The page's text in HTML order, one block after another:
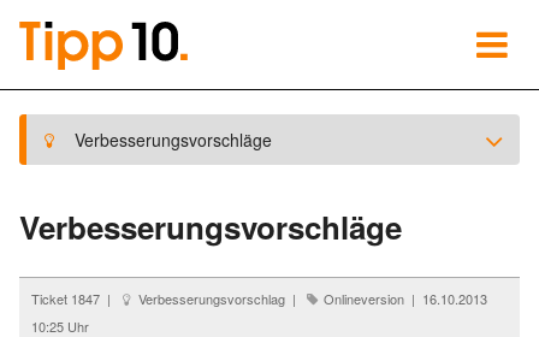
Verbesserungsvorschläge
Verbesserungsvorschläge
Ticket 1847 | Verbesserungsvorschlag |
Onlineversion | 16.10.2013
10:25 Uhr